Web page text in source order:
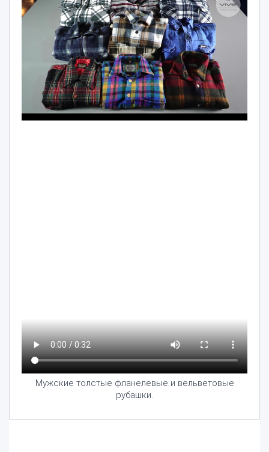
Мужские толстые фланелевые и вельветовые
рубашки.